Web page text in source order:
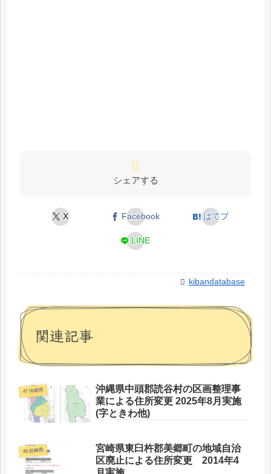
シェアする
X Facebook はてブ
LINE
kibandatabase
関連記事
47 沖縄県
沖縄県中頭郡読谷村の区画整理事
業による住所変更 2025年8月実施
(字ときわ他)
45 宮崎県
宮崎県東臼杵郡美郷町の地域自治
区廃止による住所変更 2014年4